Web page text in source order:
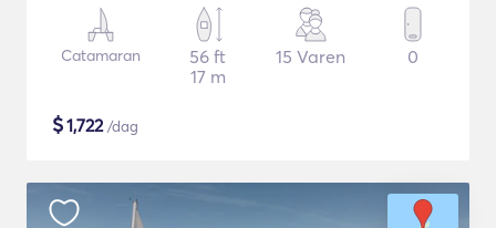
Catamaran
56 ft
17 m
15 Varen 0
$1,722/dag